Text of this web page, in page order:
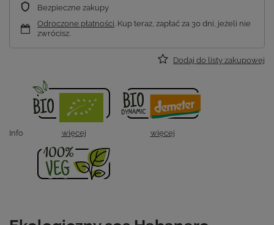
Bezpieczne zakupy
Odroczone płatności. Kup teraz, zapłać za 30 dni, jeżeli nie
zwrócisz.
Dodaj do listy zakupowej
Info więcej więcej